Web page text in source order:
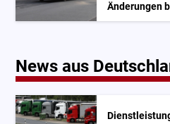
Änderungen
News aus